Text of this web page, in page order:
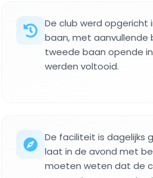
De club werd opgericht
baan, met aanvullende
tweede baan opende
werden voltooid.
De faciliteit is dagelijks
laat in de avond met
moeten weten dat de